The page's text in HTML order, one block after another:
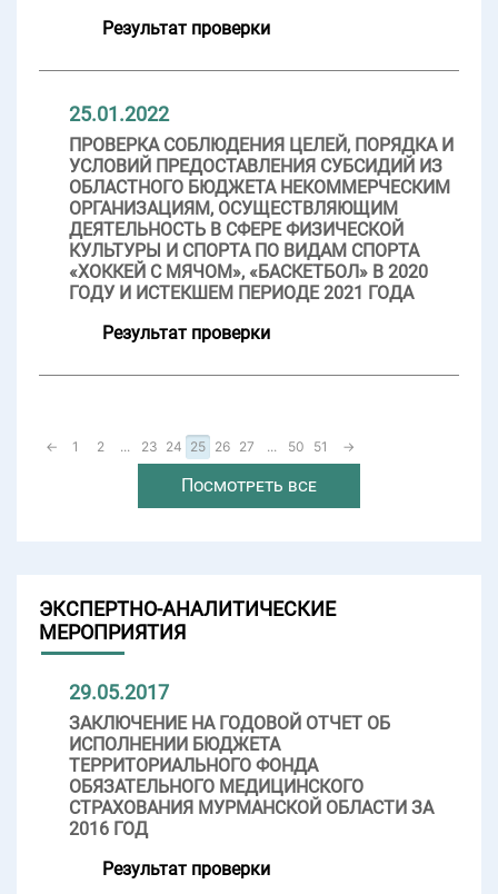
Результат проверки
25.01.2022
ПРОВЕРКА СОБЛЮДЕНИЯ ЦЕЛЕЙ, ПОРЯДКА И
УСЛОВИЙ ПРЕДОСТАВЛЕНИЯ СУБСИДИЙ ИЗ
ОБЛАСТНОГО БЮДЖЕТА НЕКОММЕРЧЕСКИМ
ОРГАНИЗАЦИЯМ, ОСУЩЕСТВЛЯЮЩИМ
ДЕЯТЕЛЬНОСТЬ В СФЕРЕ ФИЗИЧЕСКОЙ
КУЛЬТУРЫ И СПОРТА ПО ВИДАМ СПОРТА
«ХОККЕЙ С МЯЧОМ», «БАСКЕТБОЛ» В 2020
ГОДУ И ИСТЕКШЕМ ПЕРИОДЕ 2021 ГОДА
Результат проверки
← 1 2 ... 23 24 25 26 27 ... 50 51 →
Посмотреть все
ЭКСПЕРТНО-АНАЛИТИЧЕСКИЕ
МЕРОПРИЯТИЯ
29.05.2017
ЗАКЛЮЧЕНИЕ НА ГОДОВОЙ ОТЧЕТ ОБ
ИСПОЛНЕНИИ БЮДЖЕТА
ТЕРРИТОРИАЛЬНОГО ФОНДА
ОБЯЗАТЕЛЬНОГО МЕДИЦИНСКОГО
СТРАХОВАНИЯ МУРМАНСКОЙ ОБЛАСТИ ЗА
2016 ГОД
Результат проверки